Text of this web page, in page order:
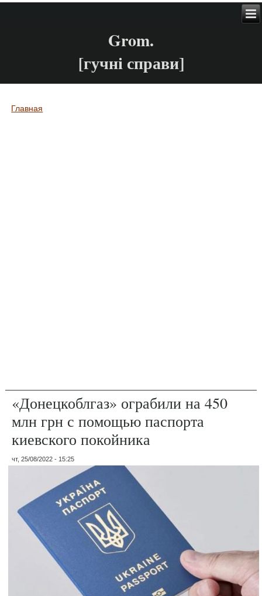
Grom.
[гучні справи]
Вы здесь
Главная
«Донецкоблгаз» ограбили на 450
млн грн с помощью паспорта
киевского покойника
чт, 25/08/2022 - 15:25